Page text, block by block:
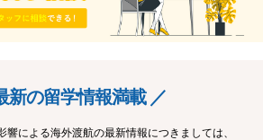
新の留学情報満載 ／
響による海外渡航の最新情報につきましては、